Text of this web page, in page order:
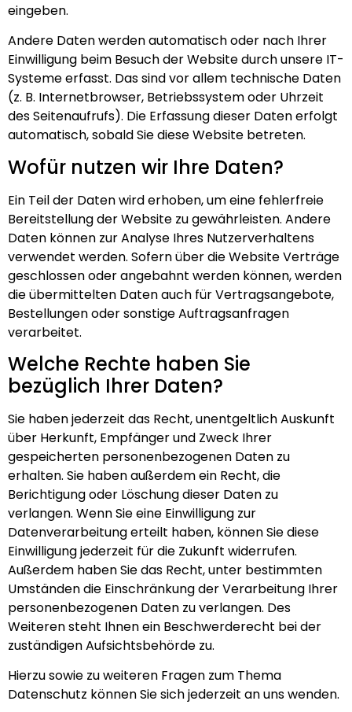
eingeben.
Andere Daten werden automatisch oder nach Ihrer
Einwilligung beim Besuch der Website durch unsere IT-
Systeme erfasst. Das sind vor allem technische Daten
(z. B. Internetbrowser, Betriebssystem oder Uhrzeit
des Seitenaufrufs). Die Erfassung dieser Daten erfolgt
automatisch, sobald Sie diese Website betreten.
Wofür nutzen wir Ihre Daten?
Ein Teil der Daten wird erhoben, um eine fehlerfreie
Bereitstellung der Website zu gewährleisten. Andere
Daten können zur Analyse Ihres Nutzerverhaltens
verwendet werden. Sofern über die Website Verträge
geschlossen oder angebahnt werden können, werden
die übermittelten Daten auch für Vertragsangebote,
Bestellungen oder sonstige Auftragsanfragen
verarbeitet.
Welche Rechte haben Sie
bezüglich Ihrer Daten?
Sie haben jederzeit das Recht, unentgeltlich Auskunft
über Herkunft, Empfänger und Zweck Ihrer
gespeicherten personenbezogenen Daten zu
erhalten. Sie haben außerdem ein Recht, die
Berichtigung oder Löschung dieser Daten zu
verlangen. Wenn Sie eine Einwilligung zur
Datenverarbeitung erteilt haben, können Sie diese
Einwilligung jederzeit für die Zukunft widerrufen.
Außerdem haben Sie das Recht, unter bestimmten
Umständen die Einschränkung der Verarbeitung Ihrer
personenbezogenen Daten zu verlangen. Des
Weiteren steht Ihnen ein Beschwerderecht bei der
zuständigen Aufsichtsbehörde zu.
Hierzu sowie zu weiteren Fragen zum Thema
Datenschutz können Sie sich jederzeit an uns wenden.